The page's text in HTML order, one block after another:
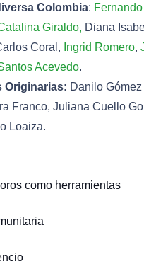
Colombia: Fernando
Giraldo, Diana
Coral, Ingrid Romero,
Acevedo.
Originarias: Danilo
Franco, Juliana Cuello
Loaiza.
como herramientas